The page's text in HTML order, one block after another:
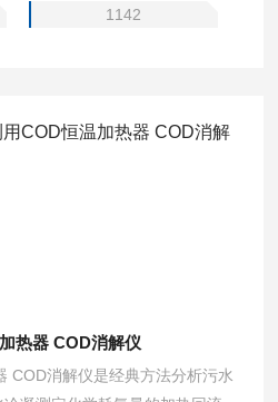
1142
热器 COD消解仪
COD消解仪是经典方法分析污水